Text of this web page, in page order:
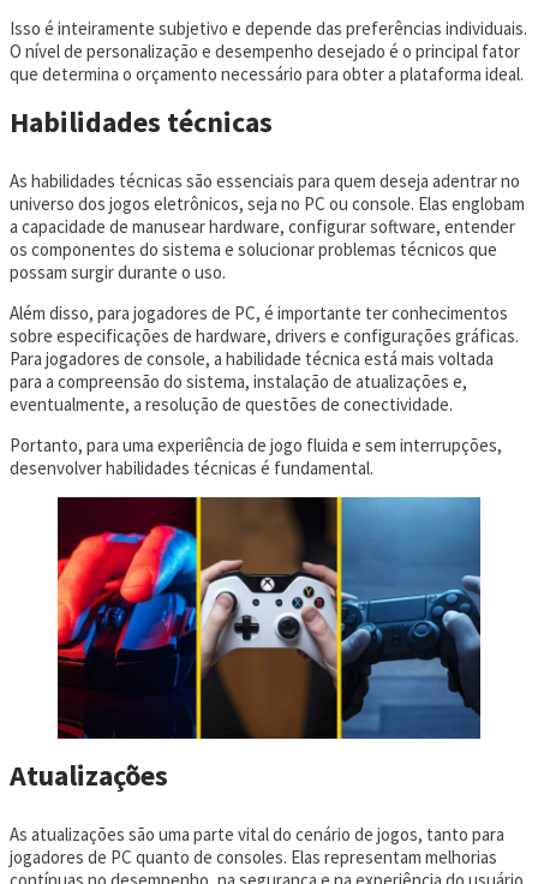
Isso é inteiramente subjetivo e depende das preferências individuais.
O nível de personalização e desempenho desejado é o principal fator
que determina o orçamento necessário para obter a plataforma ideal.
Habilidades técnicas
As habilidades técnicas são essenciais para quem deseja adentrar no
universo dos jogos eletrônicos, seja no PC ou console. Elas englobam
a capacidade de manusear hardware, configurar software, entender
os componentes do sistema e solucionar problemas técnicos que
possam surgir durante o uso.
Além disso, para jogadores de PC, é importante ter conhecimentos
sobre especificações de hardware, drivers e configurações gráficas.
Para jogadores de console, a habilidade técnica está mais voltada
para a compreensão do sistema, instalação de atualizações e,
eventualmente, a resolução de questões de conectividade.
Portanto, para uma experiência de jogo fluida e sem interrupções,
desenvolver habilidades técnicas é fundamental.
Atualizações
As atualizações são uma parte vital do cenário de jogos, tanto para
jogadores de PC quanto de consoles. Elas representam melhorias